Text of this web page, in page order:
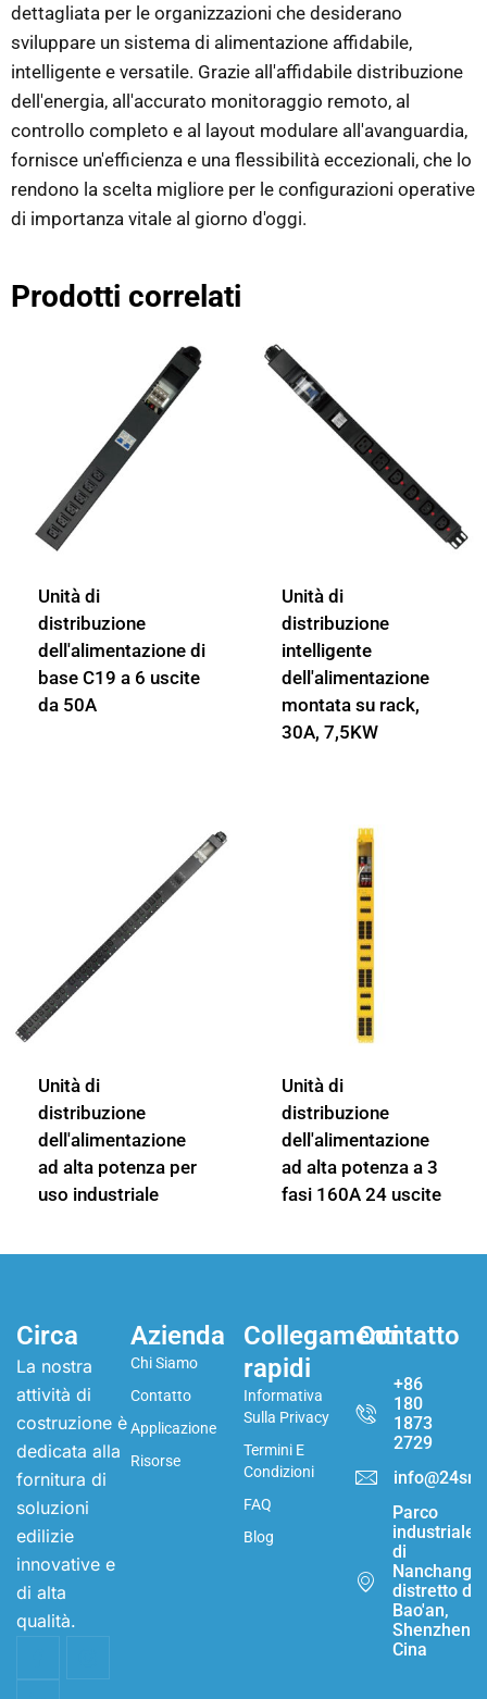
dettagliata per le organizzazioni che desiderano
sviluppare un sistema di alimentazione affidabile,
intelligente e versatile. Grazie all'affidabile distribuzione
dell'energia, all'accurato monitoraggio remoto, al
controllo completo e al layout modulare all'avanguardia,
fornisce un'efficienza e una flessibilità eccezionali, che lo
rendono la scelta migliore per le configurazioni operative
di importanza vitale al giorno d'oggi.
Prodotti correlati
Unità di
distribuzione
dell'alimentazione di
base C19 a 6 uscite
da 50A
Unità di
distribuzione
intelligente
dell'alimentazione
montata su rack,
30A, 7,5KW
Unità di
distribuzione
dell'alimentazione
ad alta potenza per
uso industriale
Unità di
distribuzione
dell'alimentazione
ad alta potenza a 3
fasi 160A 24 uscite
Circa
La nostra
attività di
costruzione è
dedicata alla
fornitura di
soluzioni
edilizie
innovative e
di alta
qualità.
Azienda
Chi Siamo
Contatto
Applicazione
Risorse
Collegamenti
rapidi
Informativa
Sulla Privacy
Termini E
Condizioni
FAQ
Blog
Contatto
+86
180
1873
2729
Parco
industriale
di
Nanchang,
distretto di
Bao'an,
Shenzhen,
Cina